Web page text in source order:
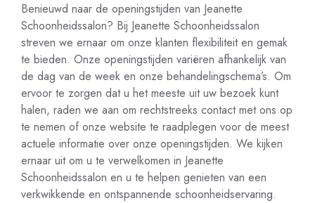
Benieuwd naar de openingstijden van Jeanette
Schoonheidssalon? Bij Jeanette Schoonheidssalon
streven we ernaar om onze klanten flexibiliteit en gemak
te bieden. Onze openingstijden variëren afhankelijk van
de dag van de week en onze behandelingschema’s. Om
ervoor te zorgen dat u het meeste uit uw bezoek kunt
halen, raden we aan om rechtstreeks contact met ons op
te nemen of onze website te raadplegen voor de meest
actuele informatie over onze openingstijden. We kijken
ernaar uit om u te verwelkomen in Jeanette
Schoonheidssalon en u te helpen genieten van een
verkwikkende en ontspannende schoonheidservaring.